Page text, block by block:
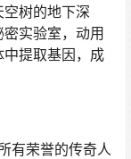
树的地下深
实验室，动用
提取基因，成
有荣誉的传奇人